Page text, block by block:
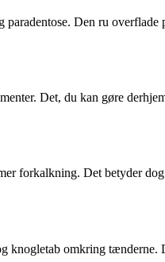
Den ru overflade
Det, du kan gøre
forkalkning. Det betyder
knogletab omkring tænderne.